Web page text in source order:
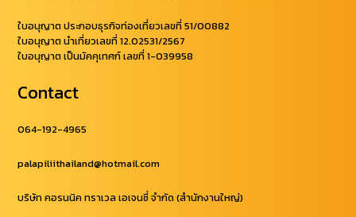
ใบอนุญาต ประกอบธุรกิจท่องเที่ยวเลขที่ 51/00882
ใบอนุญาต นำเที่ยวเลขที่ 12.02531/2567
ใบอนุญาต เป็นมัคคุเทศก์ เลขที่ 1-039958
Contact
064-192-4965
palapiliithailand@hotmail.com
บริษัท คอรนนิค ทราเวล เอเจนซี่ จำกัด (สำนักงานใหญ่)